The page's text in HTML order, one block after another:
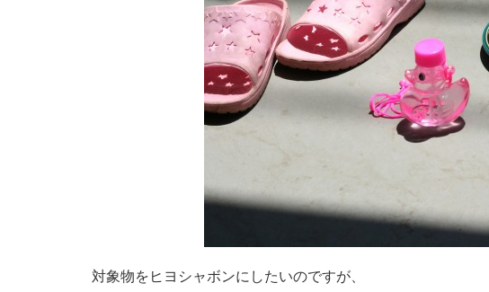
対象物をヒヨシャボンにしたいのですが、